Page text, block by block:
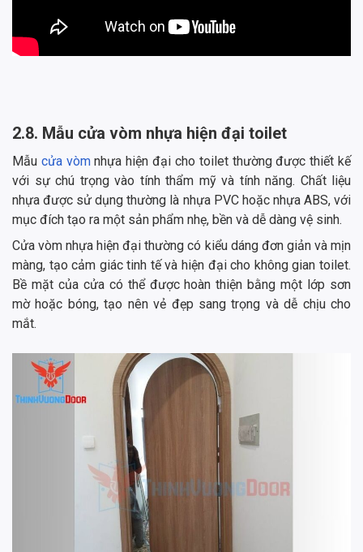
2.8. Mẫu cửa vòm nhựa hiện đại toilet
Mẫu cửa vòmnhựa hiện đại cho toilet thường được thiết kế
với sự chú trọng vào tính thẩm mỹ và tính năng. Chất liệu
nhựa được sử dụng thường là nhựa PVC hoặc nhựa ABS, với
mục đích tạo ra một sản phẩm nhẹ, bền và dễ dàng vệ sinh.
Cửa vòm nhựa hiện đại thường có kiểu dáng đơn giản và mịn
màng, tạo cảm giác tinh tế và hiện đại cho không gian toilet.
Bề mặt của cửa có thể được hoàn thiện bằng một lớp sơn
mờ hoặc bóng, tạo nên vẻ đẹp sang trọng và dễ chịu cho
mắt.